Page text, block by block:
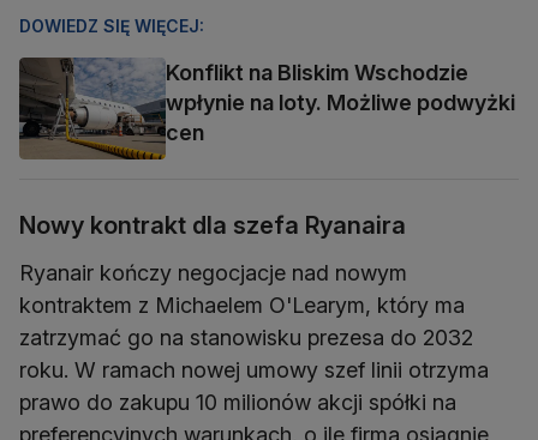
DOWIEDZ SIĘ WIĘCEJ:
Konflikt na Bliskim Wschodzie
wpłynie na loty. Możliwe podwyżki
cen
Nowy kontrakt dla szefa Ryanaira
Ryanair kończy negocjacje nad nowym
kontraktem z Michaelem O'Learym, który ma
zatrzymać go na stanowisku prezesa do 2032
roku. W ramach nowej umowy szef linii otrzyma
prawo do zakupu 10 milionów akcji spółki na
preferencyjnych warunkach, o ile firma osiągnie